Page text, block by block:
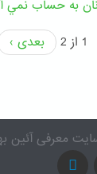
به حساب نمي
1 از 2
بعدی ›